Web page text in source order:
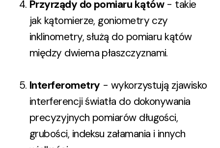
Przyrządy do pomiaru kątów- takie
jak kątomierze, goniometry czy
inklinometry, służą do pomiaru kątów
między dwiema płaszczyznami.
Interferometry - wykorzystują zjawisko
interferencji światła do dokonywania
precyzyjnych pomiarów długości,
grubości, indeksu załamania i innych